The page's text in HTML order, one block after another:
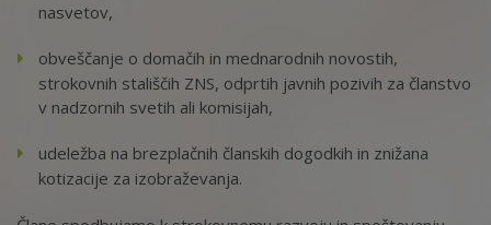
nasvetov,
obveščanje o domačih in mednarodnih novostih,
strokovnih stališčih ZNS, odprtih javnih pozivih za članstvo
v nadzornih svetih ali komisijah,
udeležba na brezplačnih članskih dogodkih in znižana
kotizacije za izobraževanja.